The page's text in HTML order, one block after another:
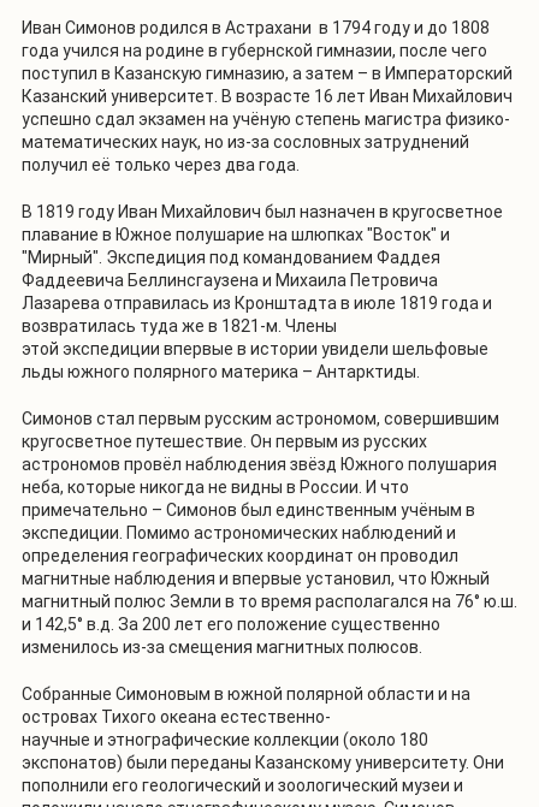
Иван Симонов родился в Астрахани в 1794 году и до 1808
года учился на родине в губернской гимназии, после чего
поступил в Казанскую гимназию, а затем – в Императорский
Казанский университет. В возрасте 16 лет Иван Михайлович
успешно сдал экзамен на учёную степень магистра физико-
математических наук, но из-за сословных затруднений
получил её только через два года.
В 1819 году Иван Михайлович был назначен в кругосветное
плавание в Южное полушарие на шлюпках "Восток" и
"Мирный". Экспедиция под командованием Фаддея
Фаддеевича Беллинсгаузена и Михаила Петровича
Лазарева отправилась из Кронштадта в июле 1819 года и
возвратилась туда же в 1821-м. Члены
этой экспедиции впервые в истории увидели шельфовые
льды южного полярного материка – Антарктиды.
Симонов стал первым русским астрономом, совершившим
кругосветное путешествие. Он первым из русских
астрономов провёл наблюдения звёзд Южного полушария
неба, которые никогда не видны в России. И что
примечательно – Симонов был единственным учёным в
экспедиции. Помимо астрономических наблюдений и
определения географических координат он проводил
магнитные наблюдения и впервые установил, что Южный
магнитный полюс Земли в то время располагался на 76° ю.ш.
и 142,5° в.д. За 200 лет его положение существенно
изменилось из-за смещения магнитных полюсов.
Собранные Симоновым в южной полярной области и на
островах Тихого океана естественно-
научные и этнографические коллекции (около 180
экспонатов) были переданы Казанскому университету. Они
пополнили его геологический и зоологический музеи и